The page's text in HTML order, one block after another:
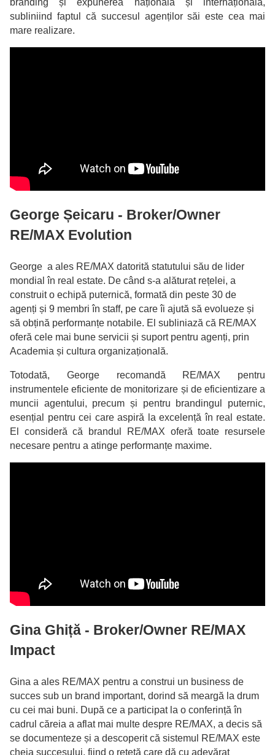
branding și expunerea națională și internațională,
subliniind faptul că succesul agenților săi este cea mai
mare realizare.
George Șeicaru - Broker/Owner
RE/MAX Evolution
George a ales RE/MAX datorită statutului său de lider
mondial în real estate. De când s-a alăturat rețelei, a
construit o echipă puternică, formată din peste 30 de
agenți și 9 membri în staff, pe care îi ajută să evolueze și
să obțină performanțe notabile. El subliniază că RE/MAX
oferă cele mai bune servicii și suport pentru agenți, prin
Academia și cultura organizațională.
Totodată, George recomandă RE/MAX pentru
instrumentele eficiente de monitorizare și de eficientizare a
muncii agentului, precum și pentru brandingul puternic,
esențial pentru cei care aspiră la excelență în real estate.
El consideră că brandul RE/MAX oferă toate resursele
necesare pentru a atinge performanțe maxime.
Gina Ghiță - Broker/Owner RE/MAX
Impact
Gina a ales RE/MAX pentru a construi un business de
succes sub un brand important, dorind să meargă la drum
cu cei mai buni. După ce a participat la o conferință în
cadrul căreia a aflat mai multe despre RE/MAX, a decis să
se documenteze și a descoperit că sistemul RE/MAX este
cheia succesului, fiind o rețetă care dă cu adevărat